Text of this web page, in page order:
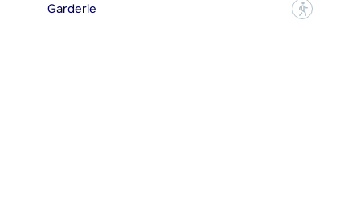
Garderie
?